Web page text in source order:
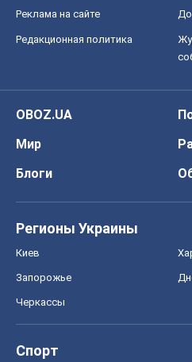
Реклама на сайте
Редакционная политика
OBOZ.UA
Мир
Блоги
Регионы Украины
Киев
Запорожье
Черкассы
Спорт